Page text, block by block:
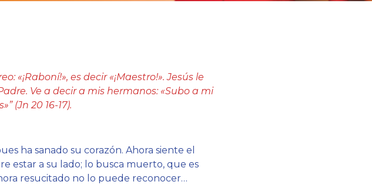
«¡Raboní!», es decir «¡Maestro!». Jesús le
Ve a decir a mis hermanos: «Subo a mi
(Jn 20 16-17).
ha sanado su corazón. Ahora siente el
estar a su lado; lo busca muerto, que es
resucitado no lo puede reconocer…